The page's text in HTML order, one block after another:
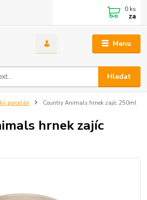
Menu
Hledat
0 ks
za
porcelán Country Animals hrnek zajíc 250ml
hrnek zajíc